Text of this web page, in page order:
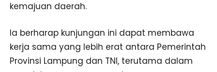
kemajuan daerah.
Ia berharap kunjungan ini dapat membawa
kerja sama yang lebih erat antara Pemerintah
Provinsi Lampung dan TNI, terutama dalam